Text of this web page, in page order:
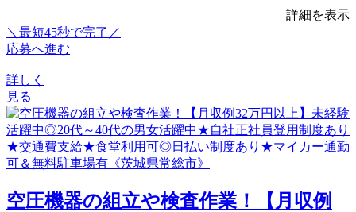
詳細を表示
＼最短45秒で完了／
応募へ進む
詳しく
見る
空圧機器の組立や検査作業！【月収例